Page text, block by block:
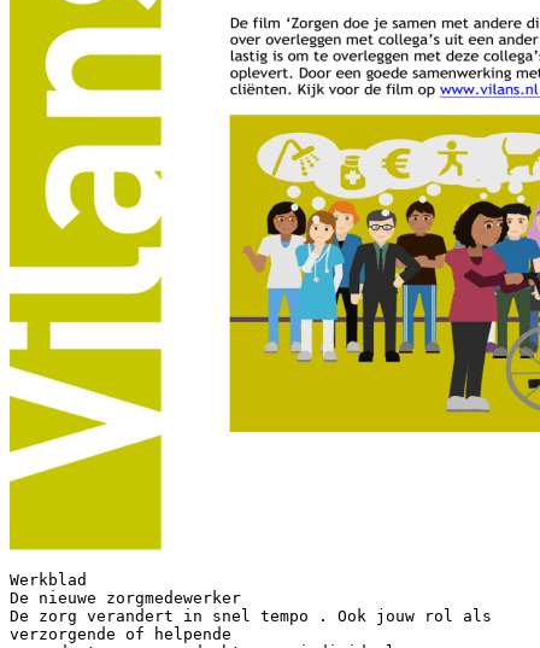
Werkblad
De nieuwe zorgmedewerker
De zorg verandert in snel tempo . Ook jouw rol als
verzorgende of helpende